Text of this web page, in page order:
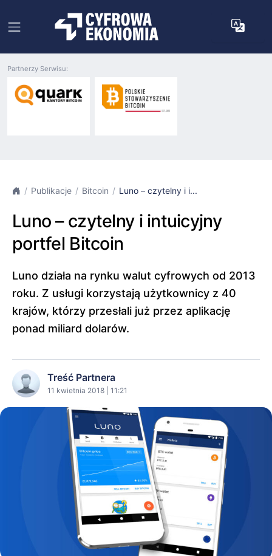
Partnerzy Serwisu:
Publikacje Bitcoin Luno – czytelny i i...
Luno – czytelny i intuicyjny
portfel Bitcoin
Luno działa na rynku walut cyfrowych od 2013
roku. Z usługi korzystają użytkownicy z 40
krajów, którzy przesłali już przez aplikację
ponad miliard dolarów.
Treść Partnera
11 kwietnia 2018 | 11:21